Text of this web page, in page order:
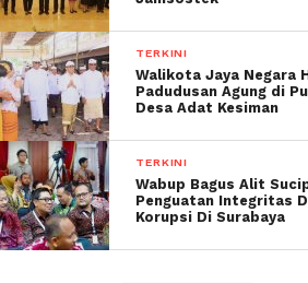
TERKINI
Walikota Jaya Negara
Padudusan Agung di
Desa Adat Kesiman
TERKINI
Wabup Bagus Alit
Penguatan Integritas
Korupsi Di Surabaya